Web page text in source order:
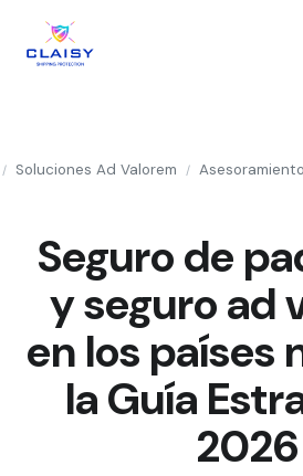
/ Soluciones Ad Valorem /
Seguro de
y seguro ad
en los países
la Guía
2026